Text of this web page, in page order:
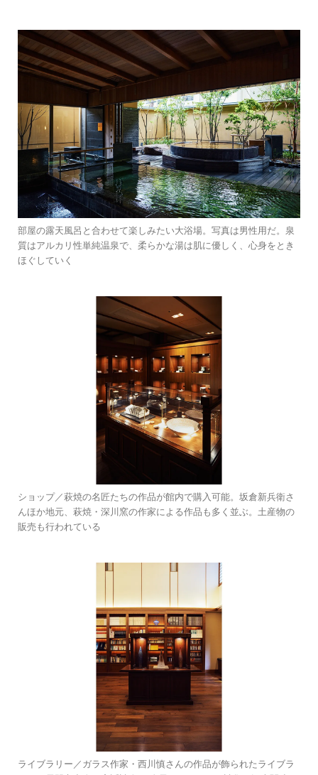
部屋の露天風呂と合わせて楽しみたい大浴場。写真は男性用だ。泉
質はアルカリ性単純温泉で、柔らかな湯は肌に優しく、心身をとき
ほぐしていく
ショップ／萩焼の名匠たちの作品が館内で購入可能。坂倉新兵衛さ
んほか地元、萩焼・深川窯の作家による作品も多く並ぶ。土産物の
販売も行われている
ライブラリー／ガラス作家・西川慎さんの作品が飾られたライブラ